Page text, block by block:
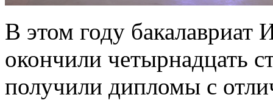
В этом году бакалавриат
окончили четырнадцать
получили дипломы с